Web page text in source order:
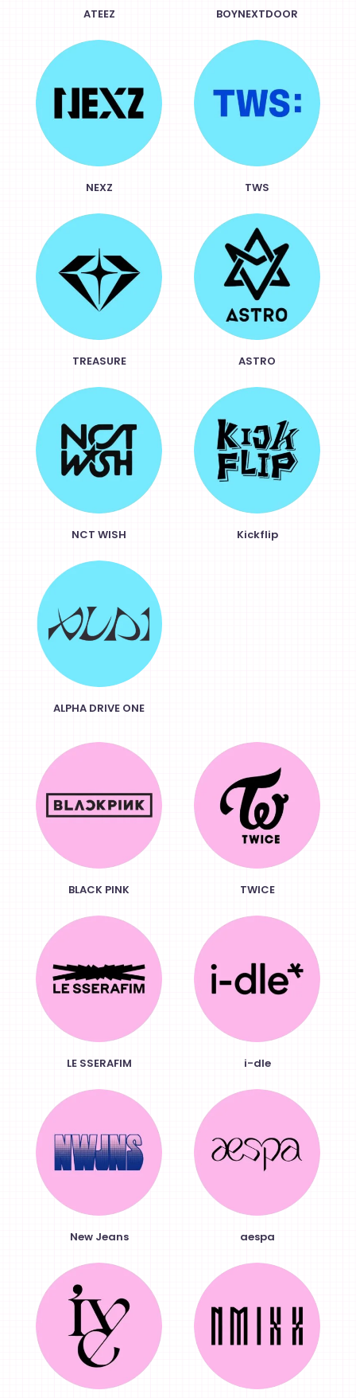
ATEEZ BOYNEXTDOOR
NEXZ TWS
TREASURE ASTRO
NCT WISH Kickflip
ALPHA DRIVE ONE
BLACK PINK TWICE
LE SSERAFIM i-dle
New Jeans aespa